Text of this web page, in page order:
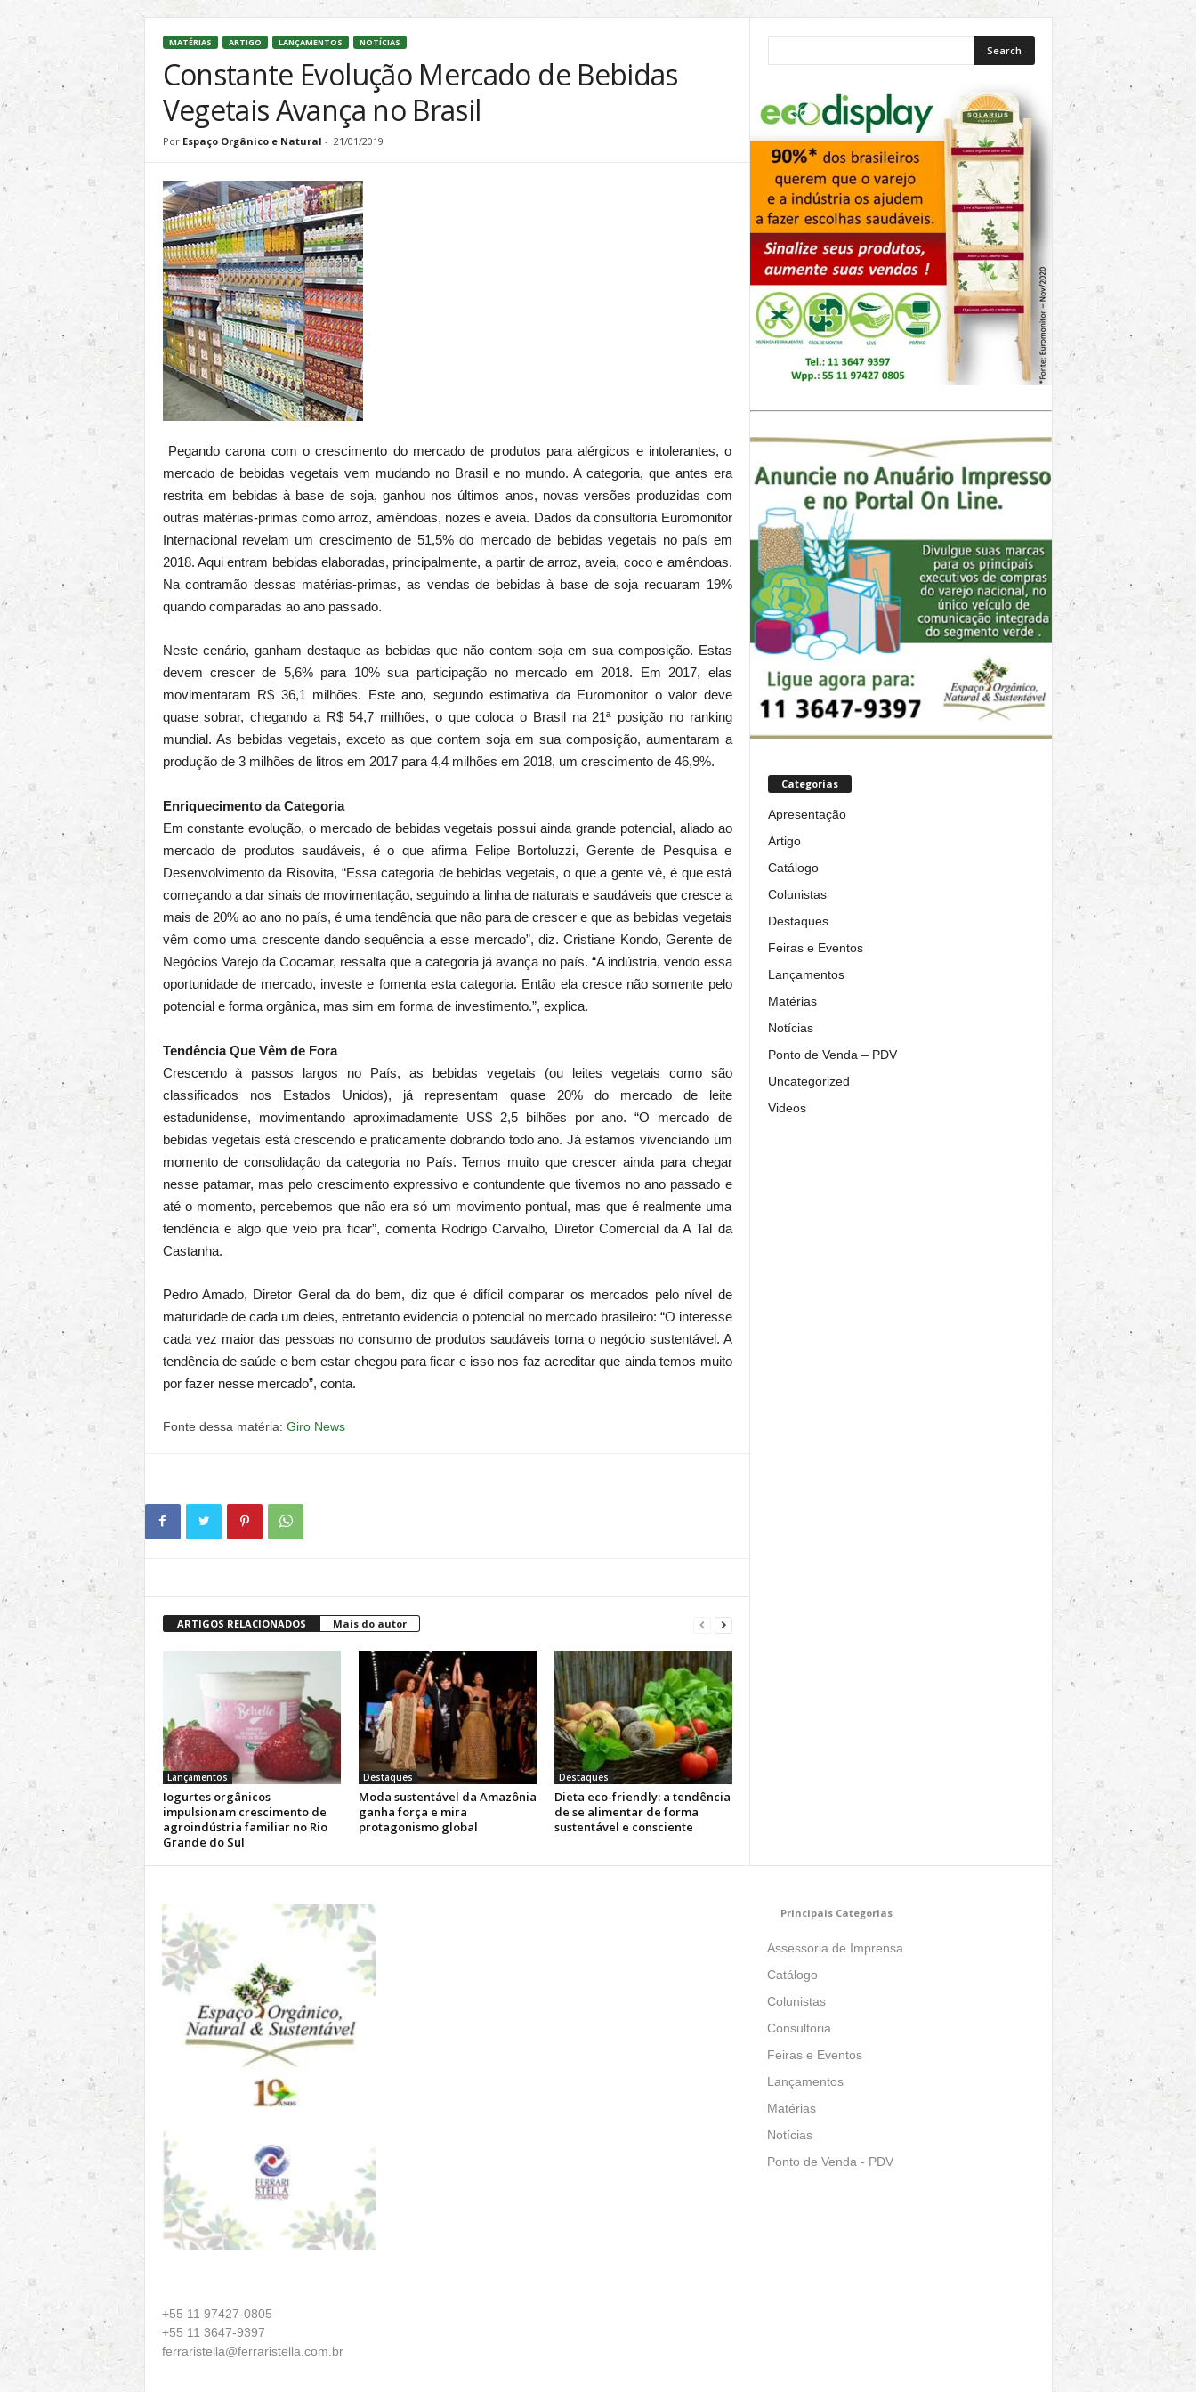
l
t
MATÉRIAS ARTIGO LANÇAMENTOS NOTÍCIAS
Constante Evolução Mercado de Bebidas
Vegetais Avança no Brasil
Por Espaço Orgânico e Natural - 21/01/2019
Pegando carona com o crescimento do mercado de produtos para alérgicos e intolerantes, o
mercado de bebidas vegetais vem mudando no Brasil e no mundo. A categoria, que antes era
restrita em bebidas à base de soja, ganhou nos últimos anos, novas versões produzidas com
outras matérias-primas como arroz, amêndoas, nozes e aveia. Dados da consultoria Euromonitor
Internacional revelam um crescimento de 51,5% do mercado de bebidas vegetais no país em
2018. Aqui entram bebidas elaboradas, principalmente, a partir de arroz, aveia, coco e amêndoas.
Na contramão dessas matérias-primas, as vendas de bebidas à base de soja recuaram 19%
quando comparadas ao ano passado.
Neste cenário, ganham destaque as bebidas que não contem soja em sua composição. Estas
devem crescer de 5,6% para 10% sua participação no mercado em 2018. Em 2017, elas
movimentaram R$ 36,1 milhões. Este ano, segundo estimativa da Euromonitor o valor deve
quase sobrar, chegando a R$ 54,7 milhões, o que coloca o Brasil na 21ª posição no ranking
mundial. As bebidas vegetais, exceto as que contem soja em sua composição, aumentaram a
produção de 3 milhões de litros em 2017 para 4,4 milhões em 2018, um crescimento de 46,9%.
Enriquecimento da Categoria
Em constante evolução, o mercado de bebidas vegetais possui ainda grande potencial, aliado ao
mercado de produtos saudáveis, é o que afirma Felipe Bortoluzzi, Gerente de Pesquisa e
Desenvolvimento da Risovita, “Essa categoria de bebidas vegetais, o que a gente vê, é que está
começando a dar sinais de movimentação, seguindo a linha de naturais e saudáveis que cresce a
mais de 20% ao ano no país, é uma tendência que não para de crescer e que as bebidas vegetais
vêm como uma crescente dando sequência a esse mercado”, diz. Cristiane Kondo, Gerente de
Negócios Varejo da Cocamar, ressalta que a categoria já avança no país. “A indústria, vendo essa
oportunidade de mercado, investe e fomenta esta categoria. Então ela cresce não somente pelo
potencial e forma orgânica, mas sim em forma de investimento.”, explica.
Tendência Que Vêm de Fora
Crescendo à passos largos no País, as bebidas vegetais (ou leites vegetais como são
classificados nos Estados Unidos), já representam quase 20% do mercado de leite
estadunidense, movimentando aproximadamente US$ 2,5 bilhões por ano. “O mercado de
bebidas vegetais está crescendo e praticamente dobrando todo ano. Já estamos vivenciando um
momento de consolidação da categoria no País. Temos muito que crescer ainda para chegar
nesse patamar, mas pelo crescimento expressivo e contundente que tivemos no ano passado e
até o momento, percebemos que não era só um movimento pontual, mas que é realmente uma
tendência e algo que veio pra ficar”, comenta Rodrigo Carvalho, Diretor Comercial da A Tal da
Castanha.
Pedro Amado, Diretor Geral da do bem, diz que é difícil comparar os mercados pelo nível de
maturidade de cada um deles, entretanto evidencia o potencial no mercado brasileiro: “O interesse
cada vez maior das pessoas no consumo de produtos saudáveis torna o negócio sustentável. A
tendência de saúde e bem estar chegou para ficar e isso nos faz acreditar que ainda temos muito
por fazer nesse mercado”, conta.
Fonte dessa matéria: Giro News
ARTIGOS RELACIONADOS Mais do autor
Lançamentos
Iogurtes orgânicos
impulsionam crescimento de
agroindústria familiar no Rio
Grande do Sul
Destaques
Moda sustentável da Amazônia
ganha força e mira
protagonismo global
Destaques
Dieta eco-friendly: a tendência
de se alimentar de forma
sustentável e consciente
Categorias
Apresentação
Artigo
Catálogo
Colunistas
Destaques
Feiras e Eventos
Lançamentos
Matérias
Notícias
Ponto de Venda – PDV
Uncategorized
Videos
+55 11 97427-0805
+55 11 3647-9397
ferraristella@ferraristella.com.br
Principais Categorias
Assessoria de Imprensa
Catálogo
Colunistas
Consultoria
Feiras e Eventos
Lançamentos
Matérias
Notícias
Ponto de Venda - PDV